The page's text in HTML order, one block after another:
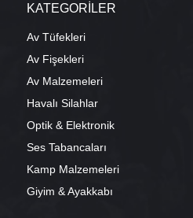
KATEGORİLER
Av Tüfekleri
Av Fişekleri
Av Malzemeleri
Havalı Silahlar
Optik & Elektronik
Ses Tabancaları
Kamp Malzemeleri
Giyim & Ayakkabı